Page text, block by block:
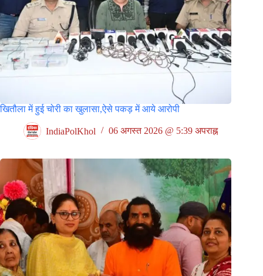
खितौला में हुई चोरी का खुलासा,ऐसे पकड़ में आये आरोपी
IndiaPolKhol 06 अगस्त 2026 @ 5:39 अपराह्न